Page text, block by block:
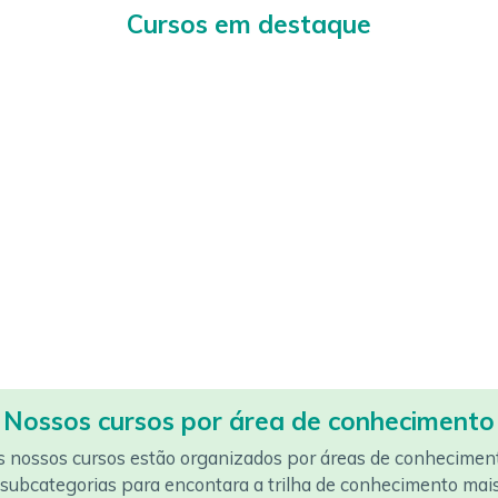
Cursos em destaque
Nossos cursos por área de conhecimento
nossos cursos estão organizados por áreas de
para encontara a trilha de conhecimento